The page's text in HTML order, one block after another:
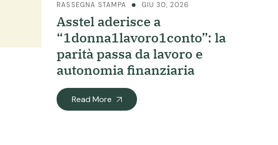
RASSEGNA STAMPA GIU 30, 2026
Asstel aderisce a
“1donna1lavoro1conto”: la
parità passa da lavoro e
autonomia finanziaria
Read More